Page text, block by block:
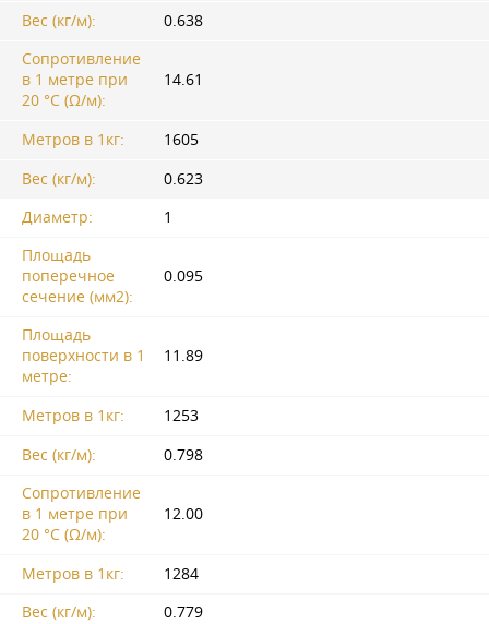
Вес (кг/м):
0.638
Сопротивление
в 1 метре при
20 °C (Ω/м):
14.61
Метров в 1кг:
1605
Вес (кг/м):
0.623
Диаметр:
1
Площадь
поперечное
сечение (мм2):
0.095
Площадь
поверхности в 1
метре:
11.89
Метров в 1кг:
1253
Вес (кг/м):
0.798
Сопротивление
в 1 метре при
20 °C (Ω/м):
12.00
Метров в 1кг:
1284
Вес (кг/м):
0.779